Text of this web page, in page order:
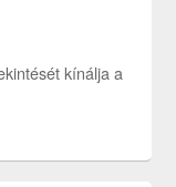
kínálja a